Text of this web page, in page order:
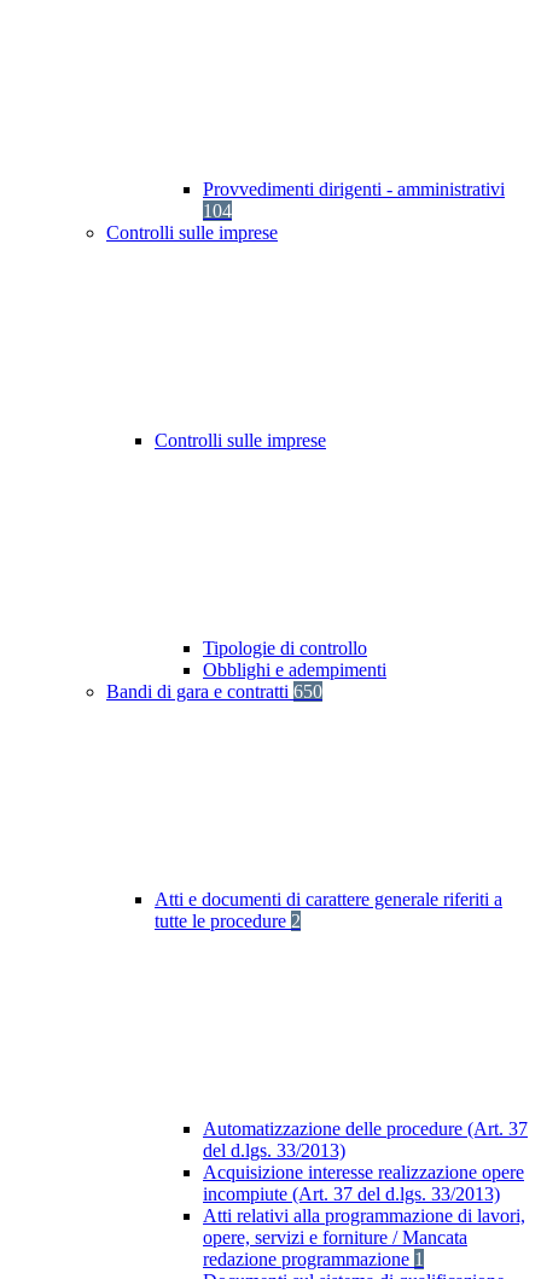
Provvedimenti dirigenti - amministrativi
104
Controlli sulle imprese
Controlli sulle imprese
Tipologie di controllo
Obblighi e adempimenti
Bandi di gara e contratti 650
Atti e documenti di carattere generale riferiti a
tutte le procedure 2
Automatizzazione delle procedure (Art. 37
del d.lgs. 33/2013)
Acquisizione interesse realizzazione opere
incompiute (Art. 37 del d.lgs. 33/2013)
Atti relativi alla programmazione di lavori,
opere, servizi e forniture / Mancata
redazione programmazione 1